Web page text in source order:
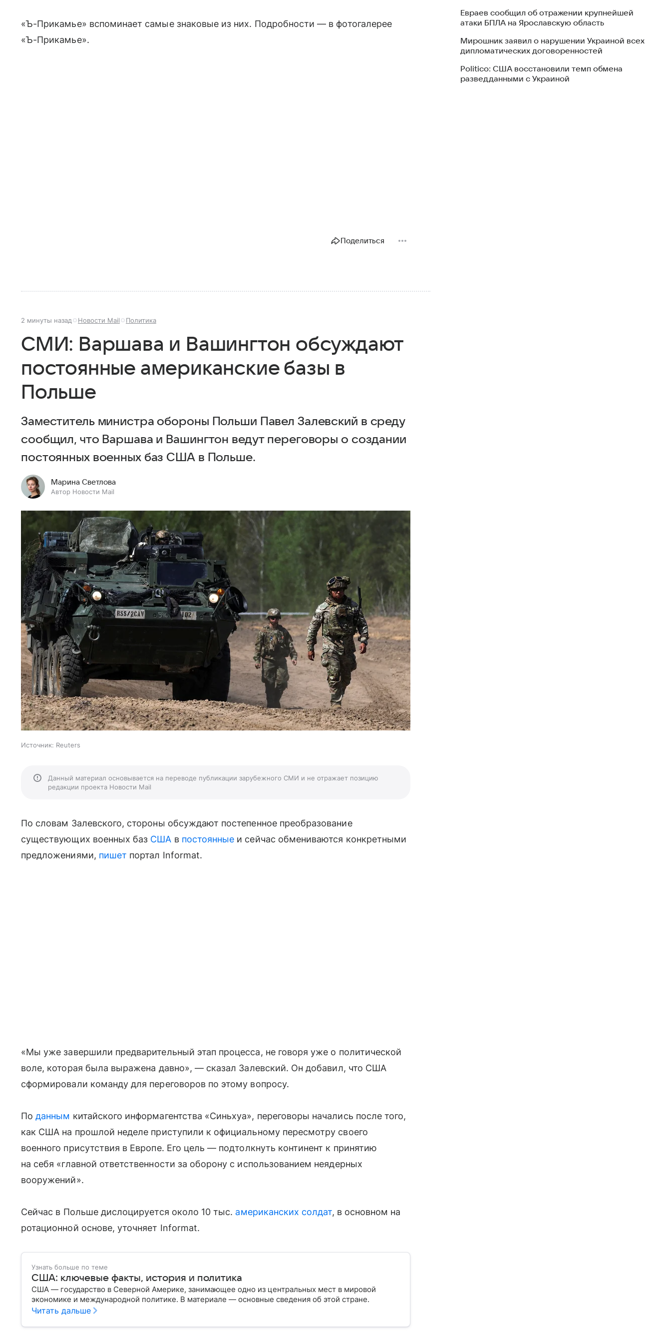
«Ъ-Прикамье» вспоминает самые знаковые из них. Подробности — в фотогалерее
«Ъ-Прикамье».
Поделиться
2 минуты назад Новости Mail Политика
СМИ: Варшава и Вашингтон обсуждают
постоянные американские базы в
Польше
Заместитель министра обороны Польши Павел Залевский в среду
сообщил, что Варшава и Вашингтон ведут переговоры о создании
постоянных военных баз США в Польше.
Марина Светлова
Автор Новости Mail
Источник: Reuters
Данный материал основывается на переводе публикации зарубежного СМИ и не отражает позицию
редакции проекта Новости Mail
По словам Залевского, стороны обсуждают постепенное преобразование
существующих военных баз США в постоянные и сейчас обмениваются конкретными
предложениями, пишет портал Informat.
«Мы уже завершили предварительный этап процесса, не говоря уже о политической
воле, которая была выражена давно», — сказал Залевский. Он добавил, что США
сформировали команду для переговоров по этому вопросу.
Поданным китайского информагентства «Синьхуа», переговоры начались после того,
как США на прошлой неделе приступили к официальному пересмотру своего
военного присутствия в Европе. Его цель — подтолкнуть континент к принятию
на себя «главной ответственности за оборону с использованием неядерных
вооружений».
Сейчас в Польше дислоцируется около 10тыс. американских солдат, в основном на
ротационной основе, уточняет Informat.
Узнать больше по теме
США: ключевые факты, история и политика
США — государство в Северной Америке, занимающее одно из центральных мест в мировой
экономике и международной политике. В материале — основные сведения об этой стране.
Читать дальше
Евраев сообщил об отражении крупнейшей
атаки БПЛА на Ярославскую область
Мирошник заявил о нарушении Украиной всех
дипломатических договоренностей
Politico: США восстановили темп обмена
разведданными с Украиной